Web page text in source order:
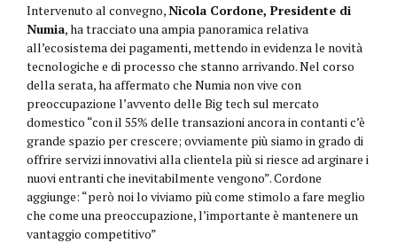
Intervenuto al convegno,Nicola Cordone, Presidente di
Numia, ha tracciato una ampia panoramica relativa
all’ecosistema dei pagamenti, mettendo in evidenza le novità
tecnologiche e di processo che stanno arrivando. Nel corso
della serata, ha affermato che Numia non vive con
preoccupazione l’avvento delle Big tech sul mercato
domestico “con il 55% delle transazioni ancora in contanti c’è
grande spazio per crescere; ovviamente più siamo in grado di
offrire servizi innovativi alla clientela più si riesce ad arginare i
nuovi entranti che inevitabilmente vengono”. Cordone
aggiunge: “però noi lo viviamo più come stimolo a fare meglio
che come una preoccupazione, l’importante è mantenere un
vantaggio competitivo”